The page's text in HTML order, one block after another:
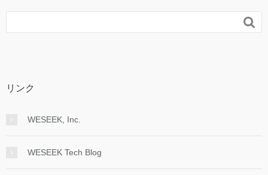

リンク
WESEEK, Inc.
WESEEK Tech Blog